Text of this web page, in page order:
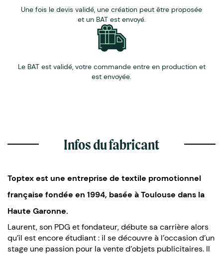
Une fois le devis validé, une création peut être proposée
et un BAT est envoyé.
Le BAT est validé, votre commande entre en production et
est envoyée.
Infos du fabricant
Toptex est une entreprise de textile promotionnel
française fondée en 1994, basée à Toulouse dans la
Haute Garonne.
Laurent, son PDG et fondateur, débute sa carrière alors
qu’il est encore étudiant : il se découvre à l’occasion d’un
stage une passion pour la vente d’objets publicitaires. Il